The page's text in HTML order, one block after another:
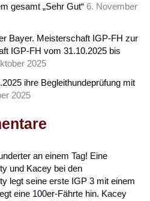
gesamt „Sehr Gut“ 6. November
Bayer. Meisterschaft IGP-FH zur
IGP-FH vom 31.10.2025 bis
2025
ihre Begleithundeprüfung mit
2025
an einem Tag! Eine
und Kacey bei den
legt seine erste IGP 3 mit einem
eine 100er-Fährte hin. Kacey